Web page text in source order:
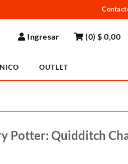
Ingresar (0)$ 0,00
OUTLET
Potter: Quidditch